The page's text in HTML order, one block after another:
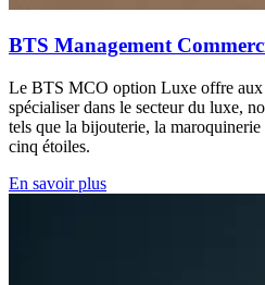
BTS Management
Le BTS MCO option Luxe offre aux
spécialiser dans le secteur du luxe,
tels que la bijouterie, la
cinq étoiles.
En savoir plus